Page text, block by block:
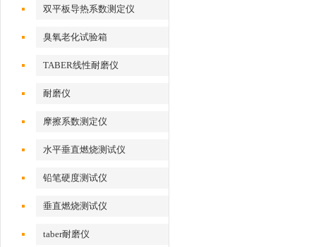
双平板导热系数测定仪
臭氧老化试验箱
TABER线性耐磨仪
耐磨仪
摩擦系数测定仪
水平垂直燃烧测试仪
铅笔硬度测试仪
垂直燃烧测试仪
taber耐磨仪